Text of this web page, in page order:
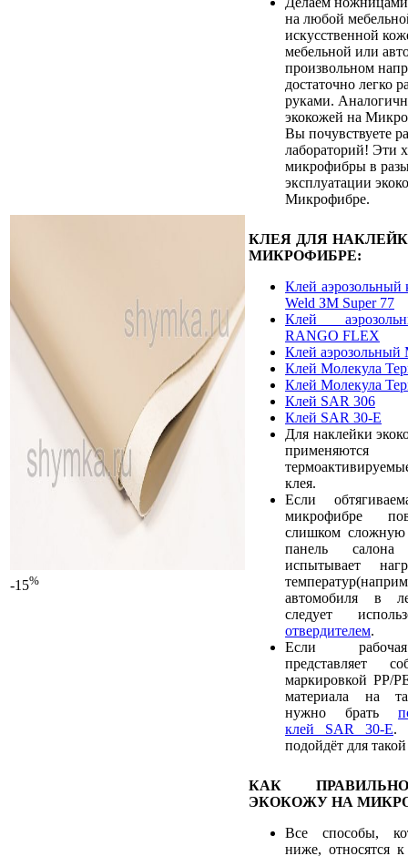
-15%
на любой
искусственной
мебельной или
произвольном
достаточно легко
руками.
экокожей на
Вы почувствуете
лабораторий! Эти
микрофибры в
эксплуатации
Микрофибре.
КЛЕЯ ДЛЯ
МИКРОФИБРЕ:
Клей аэрозольный
Weld ЗМ Super 77
Клей
RANGO FLEX
Клей аэрозольный
Клей Молекула
Клей Молекула
Клей SAR 306
Клей SAR 30-E
Для наклейки
клея.
Если
микрофибре
слишком
панель
испытывает
автомобиля в
следует
отвердителем.
Если
представляет
маркировкой PP/
материала на
нужно брать
клей SAR 30-E.
подойдёт для
КАК
ЭКОКОЖУ НА
Все способы,
ниже, относятся